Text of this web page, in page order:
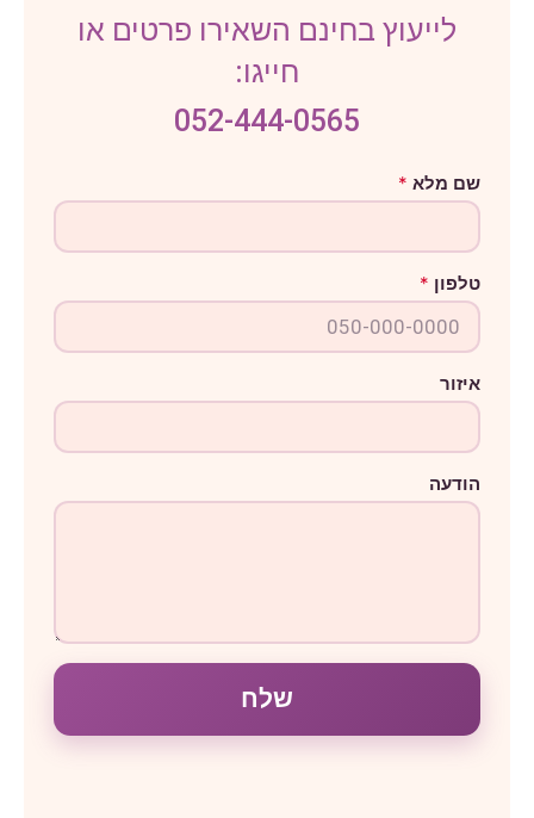
לייעוץ בחינם השאירו פרטים או
חייגו:
052-444-0565
שם מלא *
טלפון *
איזור
ט
ל
ן
י
ז
ר
ל
א
הודעה
שלח